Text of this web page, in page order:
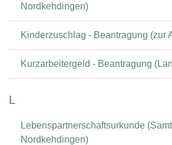
Nordkehdingen)
Kinderzuschlag - Beantragung (zur
Kurzarbeitergeld - Beantragung
L
Lebenspartnerschaftsurkunde
Nordkehdingen)